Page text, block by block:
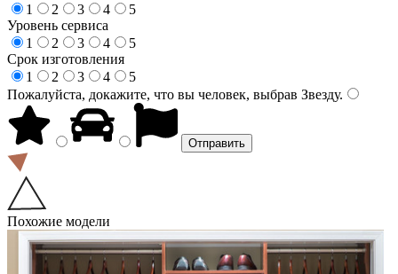
1
2 3 4
5
Уровень сервиса
1
2 3 4
5
Срок изготовления
1
2 3 4
5
Пожалуйста, докажите, что вы человек, выбрав Звезду.
Похожие модели